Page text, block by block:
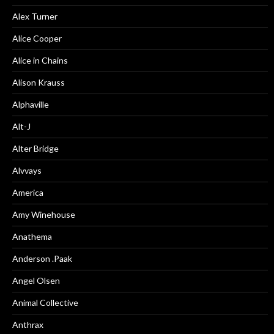
Alex Turner
Alice Cooper
Alice in Chains
Alison Krauss
Alphaville
Alt-J
Alter Bridge
Alvvays
America
Amy Winehouse
Anathema
Anderson .Paak
Angel Olsen
Animal Collective
Anthrax